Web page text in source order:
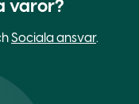
varor?
Sociala ansvar.